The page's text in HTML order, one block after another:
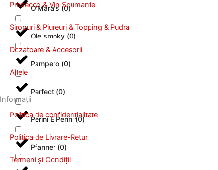
O'Mara's (0)
Ole smoky (0)
Pampero (0)
Perfect (0)
Perini E Perini(0)
Pfanner (0)
Prosecco & Vin Spumante
Siropuri & Piureuri & Topping & Pudra
Dozatoare & Accesorii
Altele
Informații
Politica de confidențialitate
Politica de Livrare-Retur
Termeni și Condiții